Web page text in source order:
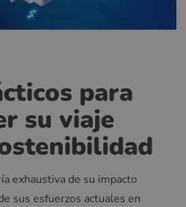
para
su viaje
exhaustiva de su impacto
sus esfuerzos actuales en